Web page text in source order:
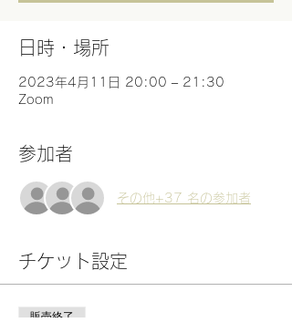
日時・場所
2023年4月11日 20:00 – 21:30
Zoom
参加者
その他+37 名の参加者
チケット設定
販売終了